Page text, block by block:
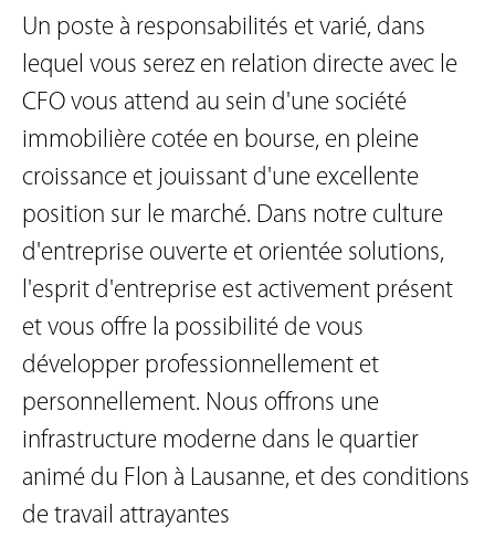
Un poste à responsabilités et varié, dans
lequel vous serez en relation directe avec le
CFO vous attend au sein d'une société
immobilière cotée en bourse, en pleine
croissance et jouissant d'une excellente
position sur le marché. Dans notre culture
d'entreprise ouverte et orientée solutions,
l'esprit d'entreprise est activement présent
et vous offre la possibilité de vous
développer professionnellement et
personnellement. Nous offrons une
infrastructure moderne dans le quartier
animé du Flon à Lausanne, et des conditions
de travail attrayantes